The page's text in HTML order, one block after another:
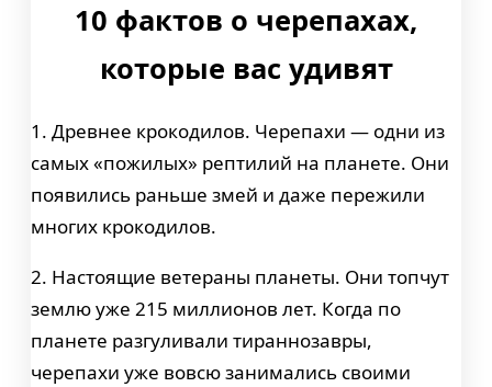
10 фактов о черепахах,
которые вас удивят
1. Древнее крокодилов. Черепахи — одни из
самых «пожилых» рептилий на планете. Они
появились раньше змей и даже пережили
многих крокодилов.
2. Настоящие ветераны планеты. Они топчут
землю уже 215 миллионов лет. Когда по
планете разгуливали тираннозавры,
черепахи уже вовсю занимались своими